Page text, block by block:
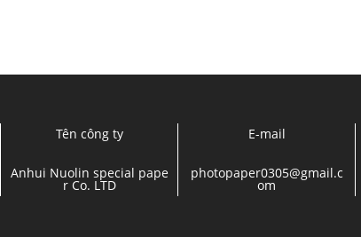
Tên công ty
Anhui Nuolin special pape
r Co. LTD
E-mail
photopaper0305@gmail.c
om